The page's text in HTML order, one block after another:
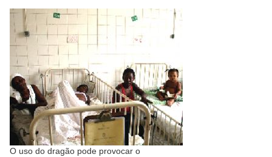
O uso do dragão pode provocar o